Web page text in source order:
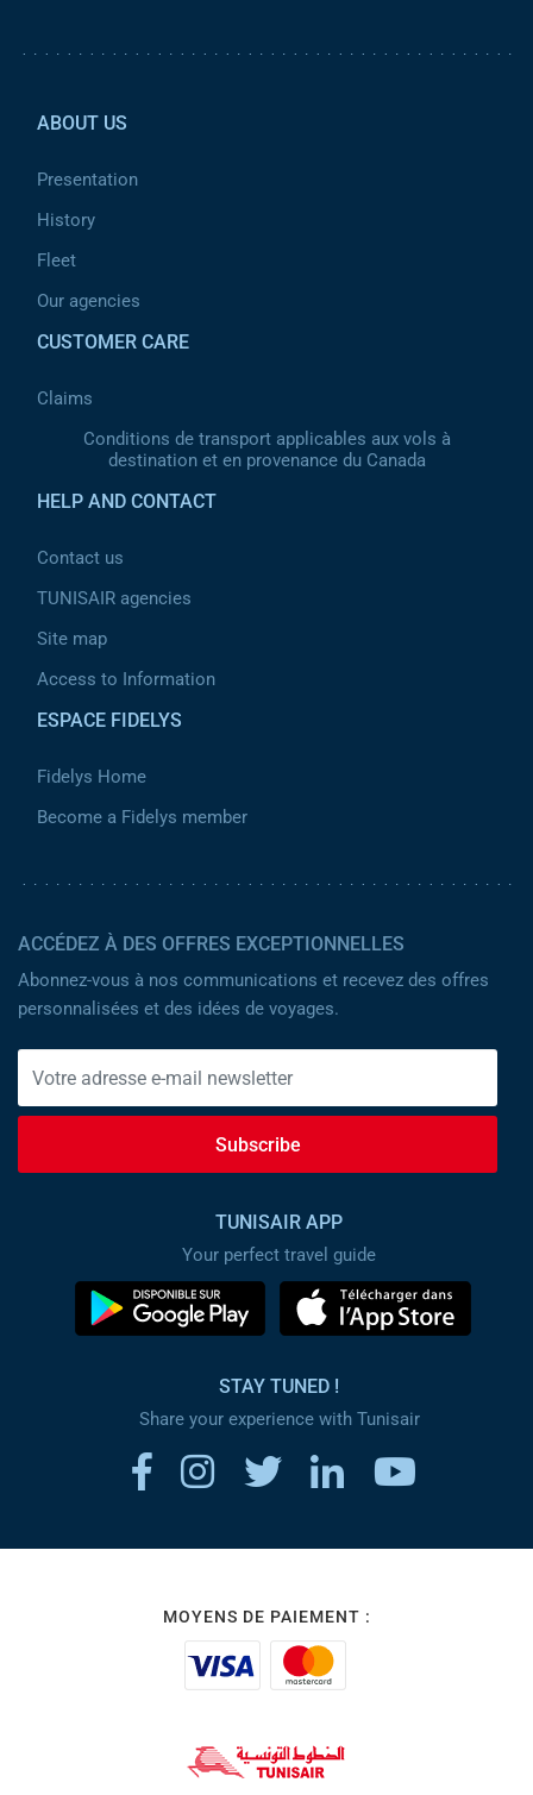
ABOUT US
Presentation
History
Fleet
Our agencies
CUSTOMER CARE
Claims
Conditions de transport applicables aux vols à
destination et en provenance du Canada
HELP AND CONTACT
Contact us
TUNISAIR agencies
Site map
Access to Information
ESPACE FIDELYS
Fidelys Home
Become a Fidelys member
ACCÉDEZ À DES OFFRES EXCEPTIONNELLES
Abonnez-vous à nos communications et recevez des offres
personnalisées et des idées de voyages.
Subscribe
TUNISAIR APP
Your perfect travel guide
STAY TUNED !
Share your experience with Tunisair
MOYENS DE PAIEMENT :